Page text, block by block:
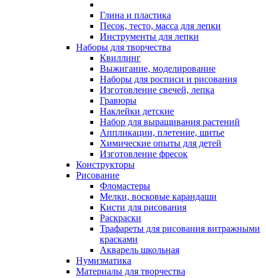
Глина и пластика
Песок, тесто, масса для лепки
Инструменты для лепки
Наборы для творчества
Квиллинг
Выжигание, моделирование
Наборы для росписи и рисования
Изготовление свечей, лепка
Гравюры
Наклейки детские
Набор для выращивания растений
Аппликации, плетение, шитье
Химические опыты для детей
Изготовление фресок
Конструкторы
Рисование
Фломастеры
Мелки, восковые карандаши
Кисти для рисования
Раскраски
Трафареты для рисования витражными
красками
Акварель школьная
Нумизматика
Материалы для творчества